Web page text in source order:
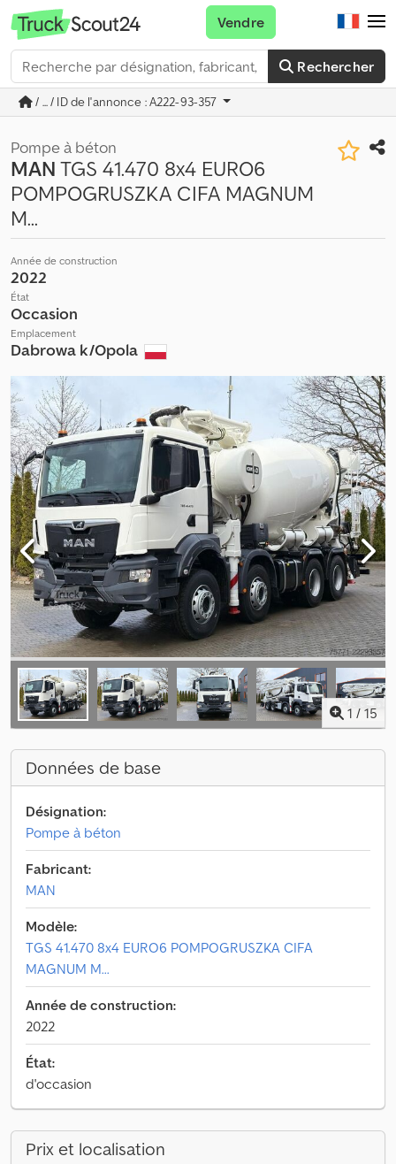
Rechercher
Vendre
/ ... / ID de l'annonce : A222-93-357
Pompe à béton
MANTGS 41.470 8x4 EURO6
POMPOGRUSZKA CIFA MAGNUM
M...
Année de construction
2022
État
Occasion
Emplacement
Dabrowa k/Opola
1 / 15
Données de base
Désignation:
Pompe à béton
Fabricant:
MAN
Modèle:
TGS 41.470 8x4 EURO6 POMPOGRUSZKA CIFA
MAGNUM M...
Année de construction:
2022
État:
d'occasion
Prix et localisation